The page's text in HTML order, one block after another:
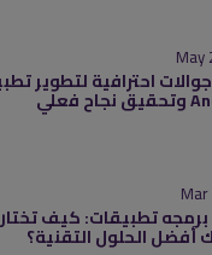
تطبيقات: كيف تختار
أفضل الحلول التقنية؟